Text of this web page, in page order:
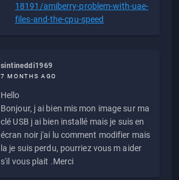
18191/amiberry-problem-with-uae-
files-and-the-cpu-speed
sintineddi1969
7 MONTHS AGO
Hello
Bonjour, j ai bien mis mon image sur ma
clé USB j ai bien installé mais je suis en
écran noir j'ai lu comment modifier mais
la je suis perdu, pourriez vous m aider
s'il vous plait .Merci